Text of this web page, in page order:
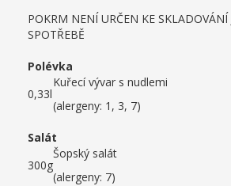
POKRM NENÍ URČEN KE
SPOTŘEBĚ
Polévka
0,33l
Kuřecí vývar s nudlemi
(alergeny: 1, 3, 7)
Salát
300g
Šopský salát
(alergeny: 7)